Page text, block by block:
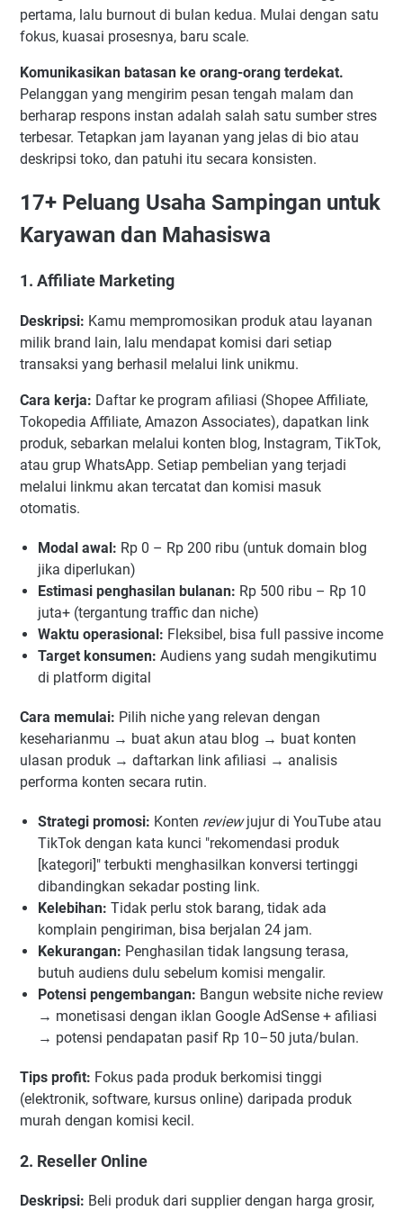
pertama, lalu burnout di bulan kedua. Mulai dengan satu
fokus, kuasai prosesnya, baru scale.
Komunikasikan batasan ke orang-orang terdekat.
Pelanggan yang mengirim pesan tengah malam dan
berharap respons instan adalah salah satu sumber stres
terbesar. Tetapkan jam layanan yang jelas di bio atau
deskripsi toko, dan patuhi itu secara konsisten.
17+ Peluang Usaha Sampingan untuk
Karyawan dan Mahasiswa
1. Affiliate Marketing
Deskripsi: Kamu mempromosikan produk atau layanan
milik brand lain, lalu mendapat komisi dari setiap
transaksi yang berhasil melalui link unikmu.
Cara kerja: Daftar ke program afiliasi (Shopee Affiliate,
Tokopedia Affiliate, Amazon Associates), dapatkan link
produk, sebarkan melalui konten blog, Instagram, TikTok,
atau grup WhatsApp. Setiap pembelian yang terjadi
melalui linkmu akan tercatat dan komisi masuk
otomatis.
Modal awal: Rp 0 – Rp 200 ribu (untuk domain blog
jika diperlukan)
Estimasi penghasilan bulanan: Rp 500 ribu – Rp 10
juta+ (tergantung traffic dan niche)
Waktu operasional: Fleksibel, bisa full passive income
Target konsumen: Audiens yang sudah mengikutimu
di platform digital
Cara memulai: Pilih niche yang relevan dengan
keseharianmu → buat akun atau blog → buat konten
ulasan produk → daftarkan link afiliasi → analisis
performa konten secara rutin.
Strategi promosi: Konten reviewjujur di YouTube atau
TikTok dengan kata kunci "rekomendasi produk
[kategori]" terbukti menghasilkan konversi tertinggi
dibandingkan sekadar posting link.
Kelebihan: Tidak perlu stok barang, tidak ada
komplain pengiriman, bisa berjalan 24 jam.
Kekurangan: Penghasilan tidak langsung terasa,
butuh audiens dulu sebelum komisi mengalir.
Potensi pengembangan: Bangun website niche review
→ monetisasi dengan iklan Google AdSense + afiliasi
→ potensi pendapatan pasif Rp 10–50 juta/bulan.
Tips profit: Fokus pada produk berkomisi tinggi
(elektronik, software, kursus online) daripada produk
murah dengan komisi kecil.
2. Reseller Online
Deskripsi: Beli produk dari supplier dengan harga grosir,